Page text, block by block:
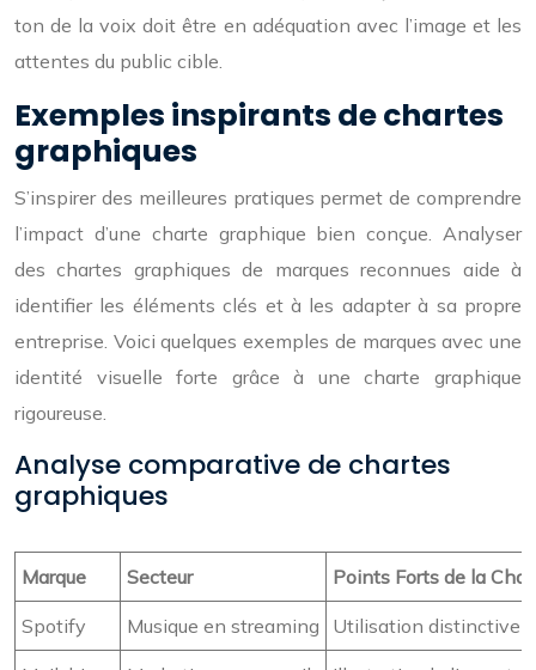
ton de la voix doit être en adéquation avec l’image et les
attentes du public cible.
Exemples inspirants de chartes
graphiques
S’inspirer des meilleures pratiques permet de comprendre
l’impact d’une charte graphique bien conçue. Analyser
des chartes graphiques de marques reconnues aide à
identifier les éléments clés et à les adapter à sa propre
entreprise. Voici quelques exemples de marques avec une
identité visuelle forte grâce à une charte graphique
rigoureuse.
Analyse comparative de chartes
graphiques
Marque Secteur Points Forts de la
Spotify Musique en streaming Utilisation distinctive